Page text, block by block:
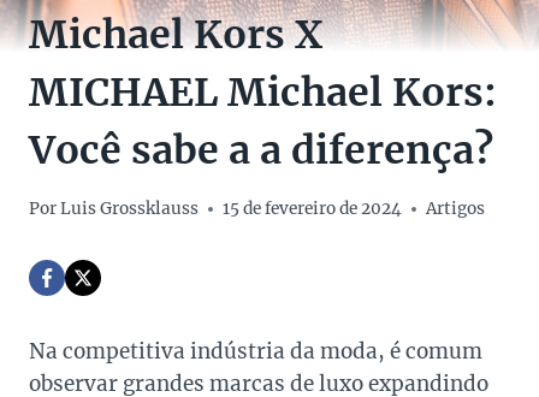
Michael Kors X
MICHAEL Michael Kors:
Você sabe a a diferença?
PorLuis Grossklauss 15 de fevereiro de 2024 Artigos
Na competitiva indústria da moda, é comum
observar grandes marcas de luxo expandindo